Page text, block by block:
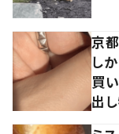
京
し
買
出